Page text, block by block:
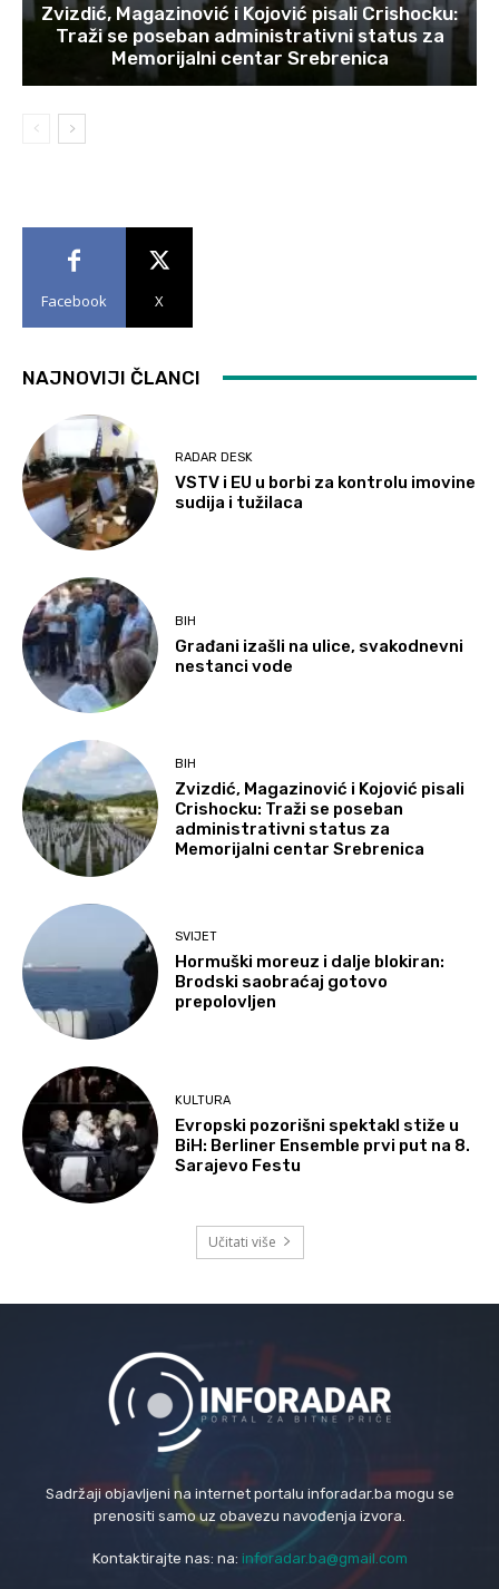
Zvizdić, Magazinović i Kojović pisali Crishocku:
Traži se poseban administrativni status za
Memorijalni centar Srebrenica
Facebook X
NAJNOVIJI ČLANCI
RADAR DESK
VSTV i EU u borbi za kontrolu imovine
sudija i tužilaca
BIH
Građani izašli na ulice, svakodnevni
nestanci vode
BIH
Zvizdić, Magazinović i Kojović pisali
Crishocku: Traži se poseban
administrativni status za
Memorijalni centar Srebrenica
SVIJET
Hormuški moreuz i dalje blokiran:
Brodski saobraćaj gotovo
prepolovljen
KULTURA
Evropski pozorišni spektakl stiže u
BiH: Berliner Ensemble prvi put na 8.
Sarajevo Festu
Učitati više
Sadržaji objavljeni na internet portalu inforadar.ba mogu se
prenositi samo uz obavezu navođenja izvora.
Kontaktirajte nas: na: inforadar.ba@gmail.com